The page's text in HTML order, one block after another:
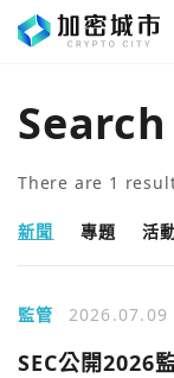
Search
There are 1
新聞 專題 活
監管 2026.07.09
SEC公開2026